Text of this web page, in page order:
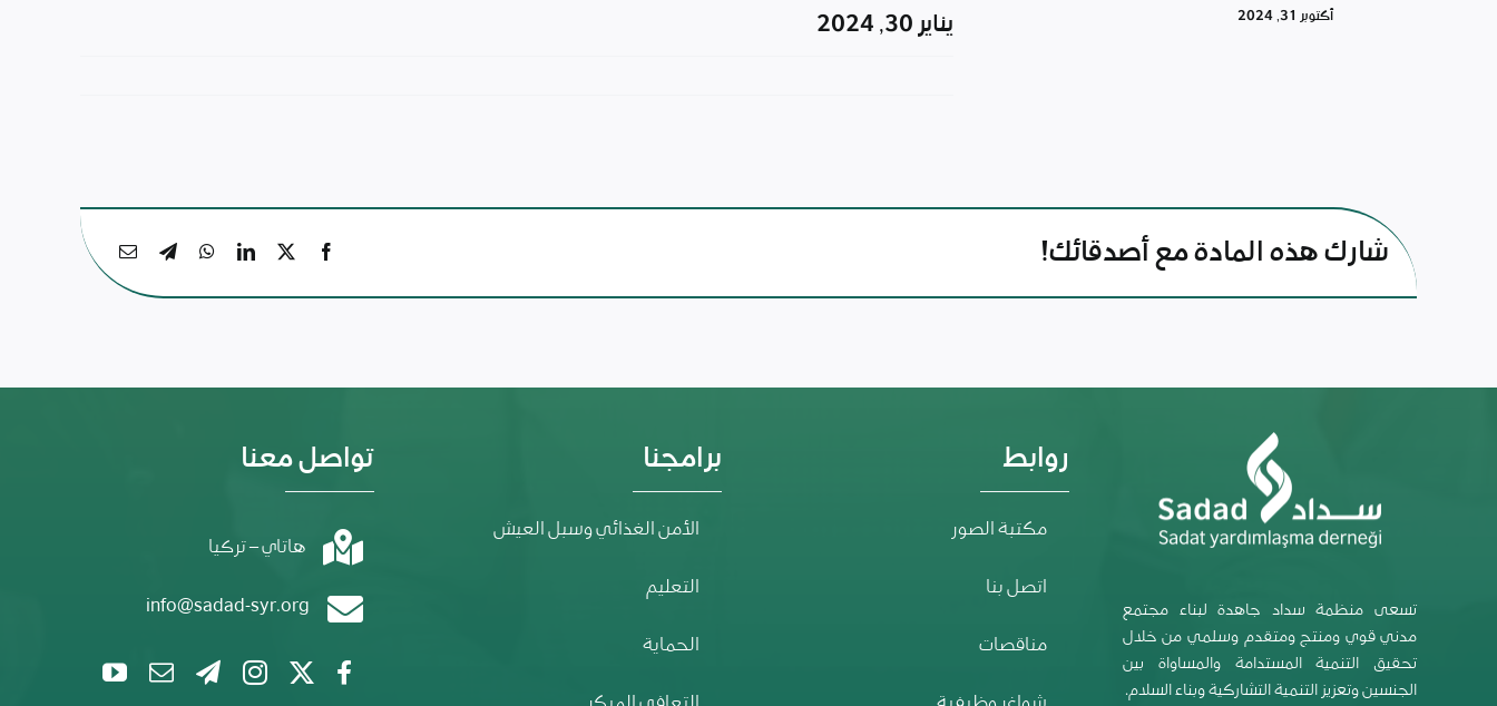
أكتوبر 31, 2024 يناير 30, 2024
شارك هذه المادة مع أصدقائك!
تسعى منظمة سداد جاهدة لبناء مجتمع
مدني قوي ومنتج ومتقدم وسلمي من خلال
تحقيق التنمية المستدامة والمساواة بين
الجنسين وتعزيز التنمية التشاركية وبناء السلام.
روابط
مكتبة الصور
اتصل بنا
مناقصات
برامجنا
الأمن الغذائي وسبل العيش
التعليم
الحماية
تواصل معنا
هاتاي – تركيا
info@sadad-syr.org